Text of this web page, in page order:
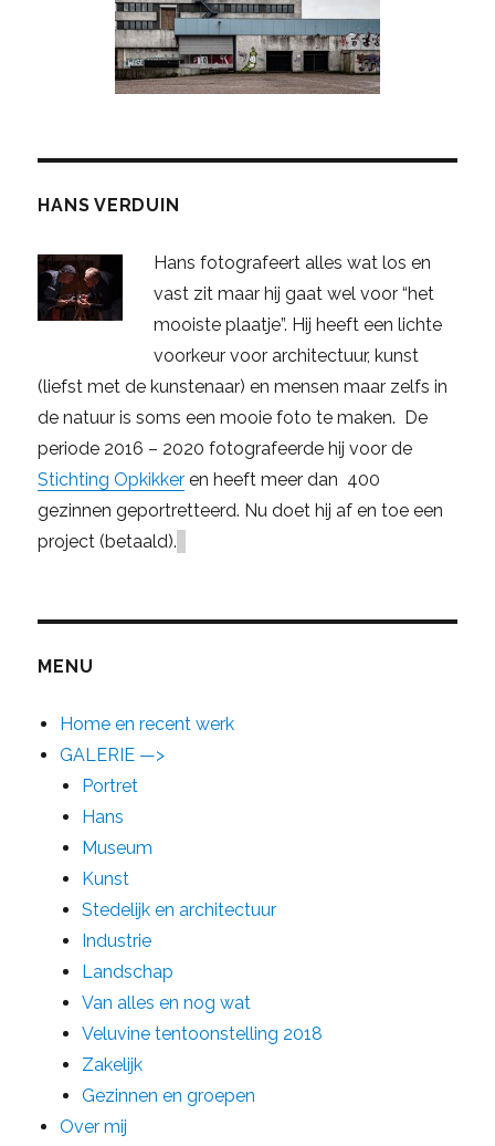
HANS VERDUIN
Hans fotografeert alles wat los en
vast zit maar hij gaat wel voor “het
mooiste plaatje”. Hij heeft een lichte
voorkeur voor architectuur, kunst
(liefst met de kunstenaar) en mensen maar zelfs in
de natuur is soms een mooie foto te maken. De
periode 2016 – 2020 fotografeerde hij voor de
Stichting Opkikker en heeft meer dan 400
gezinnen geportretteerd. Nu doet hij af en toe een
project (betaald).
MENU
Home en recent werk
GALERIE —>
Portret
Hans
Museum
Kunst
Stedelijk en architectuur
Industrie
Landschap
Van alles en nog wat
Veluvine tentoonstelling 2018
Zakelijk
Gezinnen en groepen
Over mij